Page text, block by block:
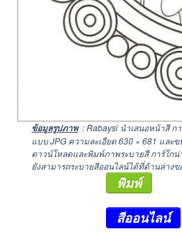
ข้อมูลรูปภาพ : Rabaysi นำเสนอหน้าสี
แบบ JPG ความละเอียด630 × 681 และ
ดาวน์โหลดและพิมพ์ภาพระบายสี การ์โก
ยังสามารถระบายสีออนไลน์ได้ที่ด้านล่าง
พิมพ์
สีออนไลน์